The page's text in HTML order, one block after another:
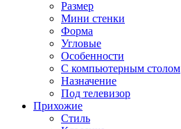
Размер
Мини стенки
Форма
Угловые
Особенности
С компьютерным столом
Назначение
Под телевизор
Прихожие
Стиль